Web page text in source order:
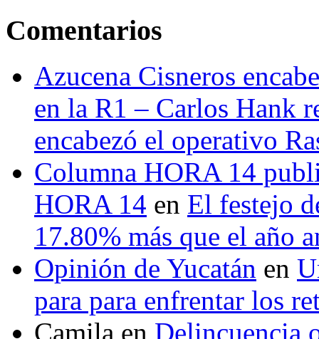
Comentarios
Azucena Cisneros
en la R1 – Carlos Hank
encabezó el operativo
Columna HORA 14
HORA 14 en El festejo
17.80% más que el año
Opinión de Yucatán en
para para enfrentar los
Camila en Delincuencia